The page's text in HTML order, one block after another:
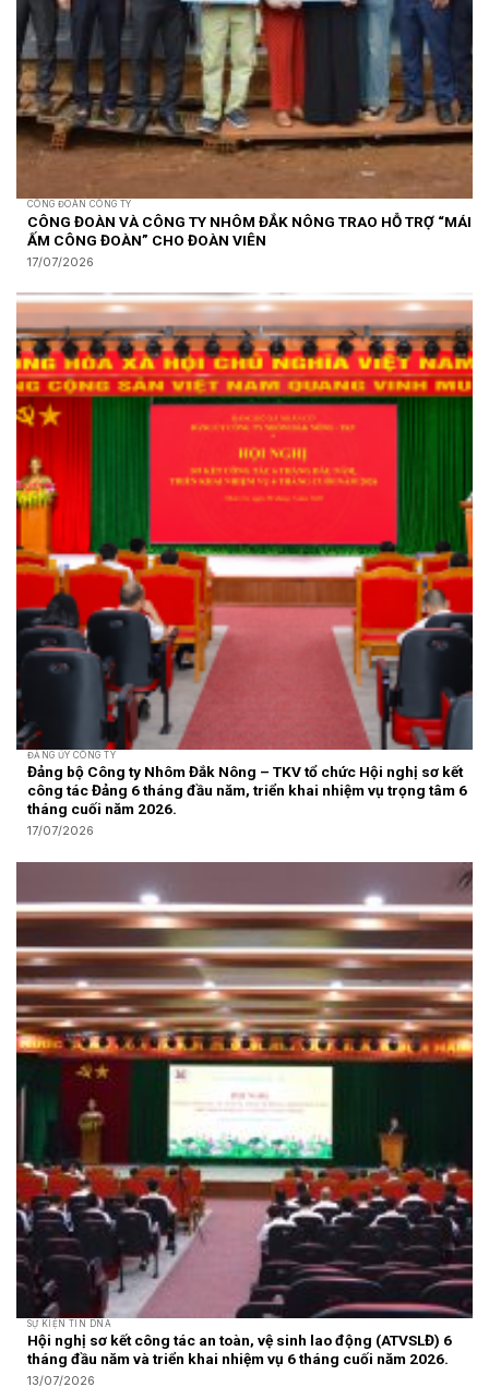
CÔNG ĐOÀN CÔNG TY
CÔNG ĐOÀN VÀ CÔNG TY NHÔM ĐẮK NÔNG TRAO HỖ TRỢ “MÁI
ẤM CÔNG ĐOÀN” CHO ĐOÀN VIÊN
17/07/2026
ĐẢNG ỦY CÔNG TY
Đảng bộ Công ty Nhôm Đắk Nông – TKV tổ chức Hội nghị sơ kết
công tác Đảng 6 tháng đầu năm, triển khai nhiệm vụ trọng tâm 6
tháng cuối năm 2026.
17/07/2026
SỰ KIỆN TIN DNA
Hội nghị sơ kết công tác an toàn, vệ sinh lao động (ATVSLĐ) 6
tháng đầu năm và triển khai nhiệm vụ 6 tháng cuối năm 2026.
13/07/2026